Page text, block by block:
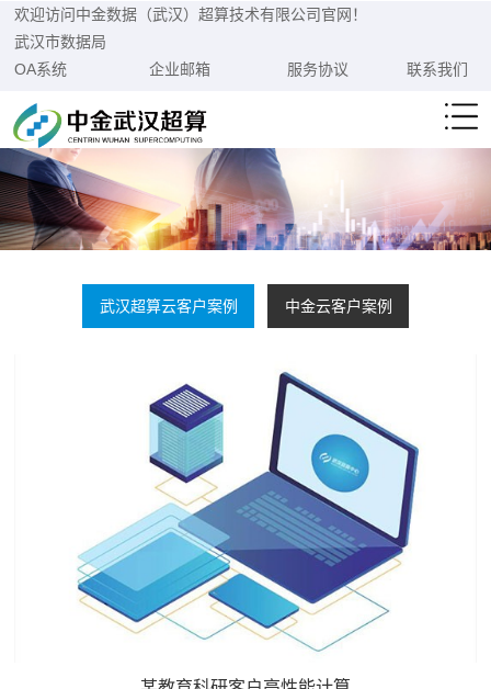
欢迎访问中金数据（武汉）超算技术有限公司官网！
武汉市数据局
OA系统
企业邮箱 服务协议 联系我们
武汉超算云客户案例 中金云客户案例